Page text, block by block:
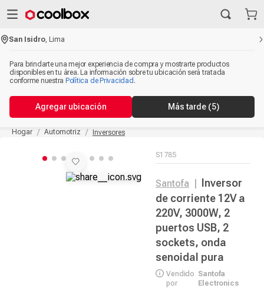
San Isidro ,Lima
Para brindarte una mejor experiencia de compra y mostrarte productos
disponibles en tu área. La información sobre tu ubicación será tratada
conforme nuestra Política de Privacidad .
Agregar ubicación Más tarde (5)
Hogar Automotriz Inversores
S1785
Santofa
Inversor
de corriente 12V a
220V, 3000W, 2
puertos USB, 2
sockets, onda
senoidal pura
Vendido
por
Santofa
Electronics